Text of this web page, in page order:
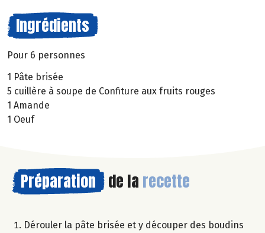
Ingrédients
Pour 6 personnes
1 Pâte brisée
5 cuillère à soupe de Confiture aux fruits rouges
1 Amande
1 Oeuf
Préparation de la recette
Dérouler la pâte brisée et y découper des boudins